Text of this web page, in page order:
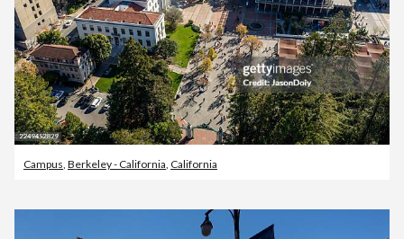
Campus, Berkeley - California, California